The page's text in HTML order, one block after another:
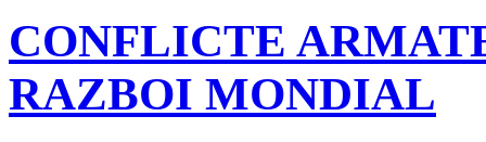
CONFLICTE
RAZBOI MONDIAL